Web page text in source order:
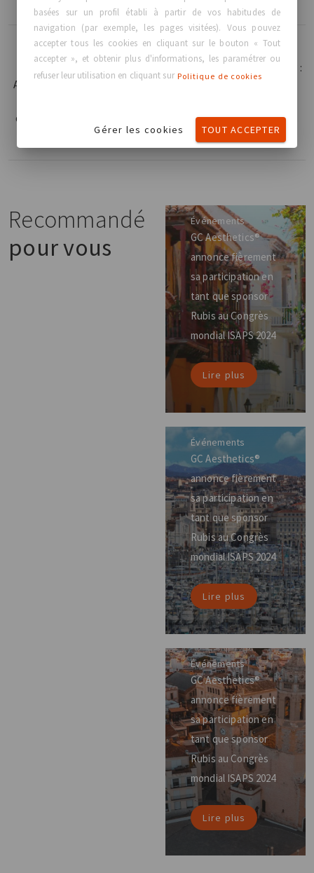
Rejoignez GC
Aesthetics® au XVII
de Cirugía Plástica
2023
Lire plus
London Breast Meeting 2023 :
GC Aesthetics® présente un
reconstruction aréolaire du
mamelon
Recommandé
pour vous
Événements
GC Aesthetics®
annonce fièrement
sa participation en
tant que sponsor
Rubis au Congrès
mondial ISAPS 2024
Lire plus
Événements
GC Aesthetics®
annonce fièrement
sa participation en
tant que sponsor
Rubis au Congrès
mondial ISAPS 2024
Lire plus
Événements
GC Aesthetics®
annonce fièrement
sa participation en
tant que sponsor
Rubis au Congrès
mondial ISAPS 2024
Lire plus
basées sur un profil établi à partir de vos habitudes de
navigation (par exemple, les pages visitées). Vous pouvez
accepter tous les cookies en cliquant sur le bouton « Tout
accepter », et obtenir plus d'informations, les paramétrer ou
refuser leur utilisation en cliquant sur Politique de cookies
Gérer les cookies TOUT ACCEPTER